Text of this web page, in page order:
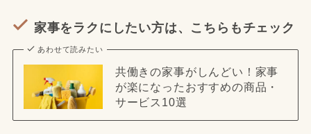
家事をラクにしたい方は、こちらもチェック
あわせて読みたい
共働きの家事がしんどい！家事
が楽になったおすすめの商品・
サービス10選